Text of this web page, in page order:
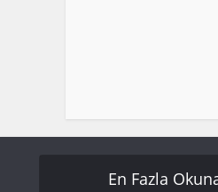
En Fazla